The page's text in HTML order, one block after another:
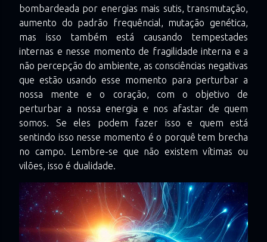
bombardeada por energias mais sutis, transmutação,
aumento do padrão frequêncial, mutação genética,
mas isso também está causando tempestades
internas e nesse momento de fragilidade interna e a
não percepção do ambiente, as consciências negativas
que estão usando esse momento para perturbar a
nossa mente e o coração, com o objetivo de
perturbar a nossa energia e nos afastar de quem
somos. Se eles podem fazer isso e quem está
sentindo isso nesse momento é o porquê tem brecha
no campo. Lembre-se que não existem vítimas ou
vilões, isso é dualidade.